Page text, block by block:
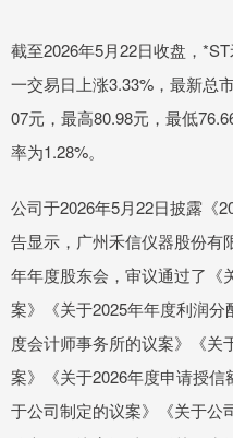
截至2026年5月22日收盘，
一交易日上涨3.33%，最新总
07元，最高80.98元，最低
率为1.28%。
公司于2026年5月22日披露《
告显示，广州禾信仪器股份有
年年度股东会，审议通过了《
案》《关于2025年年度利润
度会计师事务所的议案》《关
案》《关于2026年度申请授
于公司制定的议案》《关于公